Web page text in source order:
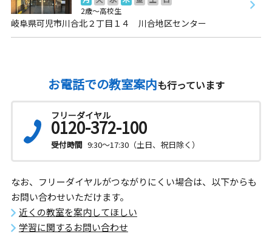
2歳～高校生
岐阜県可児市川合北２丁目１４ 川合地区センター
お電話での教室案内も行っています
フリーダイヤル
0120-372-100
受付時間 9:30～17:30（土日、祝日除く）
なお、フリーダイヤルがつながりにくい場合は、以下からも
お問い合わせいただけます。
近くの教室を案内してほしい
学習に関するお問い合わせ